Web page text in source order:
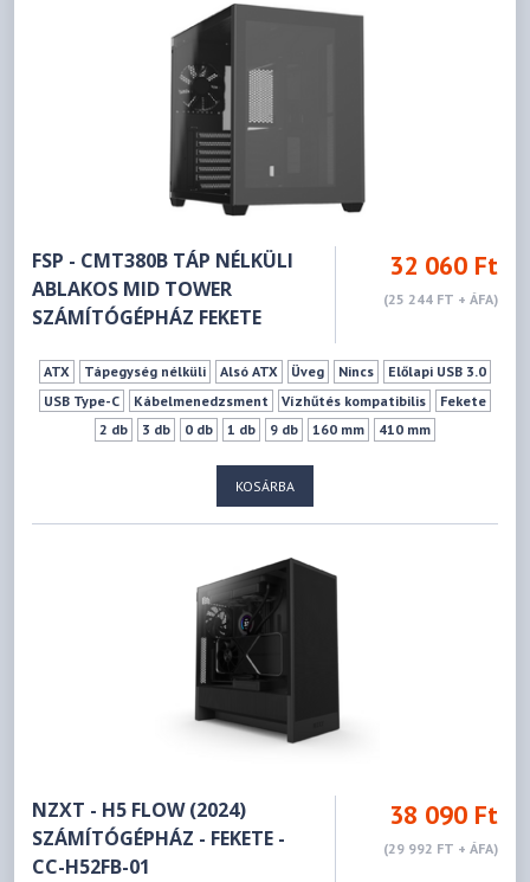
FSP - CMT380B TÁP NÉLKÜLI
ABLAKOS MID TOWER
SZÁMÍTÓGÉPHÁZ FEKETE
32 060 Ft
(25 244 FT + ÁFA)
ATX Tápegység nélküli Alsó ATX Üveg Nincs
Előlapi USB 3.0
USB Type-C
Kábelmenedzsment Vízhűtés kompatibilis
Fekete
2 db
3 db 0 db 1 db 9 db 160 mm 410 mm
KOSÁRBA
NZXT - H5 FLOW (2024)
SZÁMÍTÓGÉPHÁZ - FEKETE -
CC-H52FB-01
38 090 Ft
(29 992 FT + ÁFA)